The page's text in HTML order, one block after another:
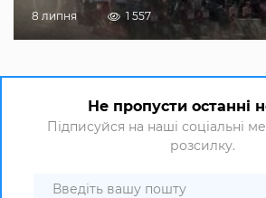
8 липня 1 557
Не пропусти останні
Підписуйся на наші соціальні
розсилку.